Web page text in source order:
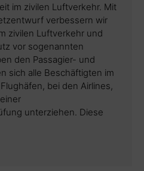
im zivilen Luftverkehr. Mit
verbessern wir
zivilen Luftverkehr und
vor sogenannten
den Passagier- und
sich alle Beschäftigten im
bei den Airlines,
unterziehen. Diese